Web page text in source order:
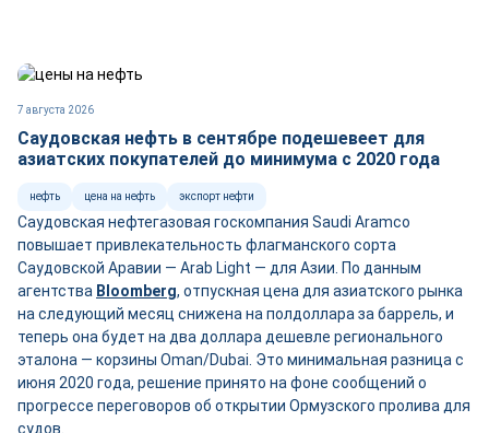
7 августа 2026
Саудовская нефть в сентябре подешевеет для
азиатских покупателей до минимума с 2020 года
нефть цена на нефть экспорт нефти
Саудовская нефтегазовая госкомпания Saudi Aramco
повышает привлекательность флагманского сорта
Саудовской Аравии — Arab Light — для Азии. По данным
агентства Bloomberg, отпускная цена для азиатского рынка
на следующий месяц снижена на полдоллара за баррель, и
теперь она будет на два доллара дешевле регионального
эталона — корзины Oman/Dubai. Это минимальная разница с
июня 2020 года, решение принято на фоне сообщений о
прогрессе переговоров об открытии Ормузского пролива для
судов.